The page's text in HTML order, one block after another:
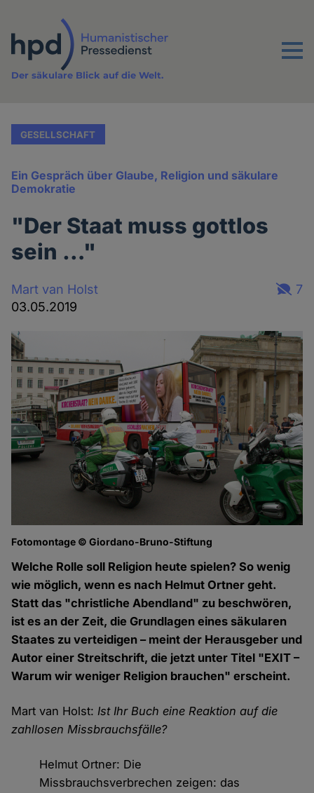
Inhalt
Menu
Der säkulare Blick auf die Welt.
GESELLSCHAFT
Ein Gespräch über Glaube, Religion und säkulare
Demokratie
"Der Staat muss gottlos
sein …"
Mart van Holst
03.05.2019
7
Fotomontage © Giordano-Bruno-Stiftung
Welche Rolle soll Religion heute spielen? So wenig
wie möglich, wenn es nach Helmut Ortner geht.
Statt das "christliche Abendland" zu beschwören,
ist es an der Zeit, die Grundlagen eines säkularen
Staates zu verteidigen – meint der Herausgeber und
Autor einer Streitschrift, die jetzt unter Titel "EXIT –
Warum wir weniger Religion brauchen" erscheint.
Mart van Holst:Ist Ihr Buch eine Reaktion auf die
zahllosen Missbrauchsfälle?
Helmut Ortner: Die
Missbrauchsverbrechen zeigen: das